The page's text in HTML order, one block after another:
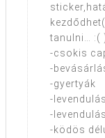
tanulni… :(
-csokis
-
-gyertyák
-
-
-ködös